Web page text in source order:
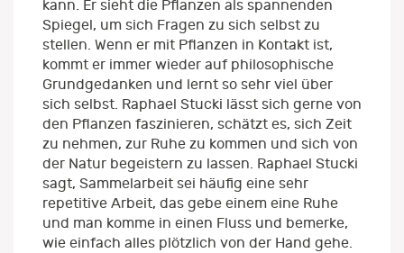
kann. Er sieht die Pflanzen als spannenden
Spiegel, um sich Fragen zu sich selbst zu
stellen. Wenn er mit Pflanzen in Kontakt ist,
kommt er immer wieder auf philosophische
Grundgedanken und lernt so sehr viel über
sich selbst. Raphael Stucki lässt sich gerne von
den Pflanzen faszinieren, schätzt es, sich Zeit
zu nehmen, zur Ruhe zu kommen und sich von
der Natur begeistern zu lassen. Raphael Stucki
sagt, Sammelarbeit sei häufig eine sehr
repetitive Arbeit, das gebe einem eine Ruhe
und man komme in einen Fluss und bemerke,
wie einfach alles plötzlich von der Hand gehe.